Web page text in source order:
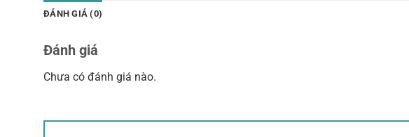
ĐÁNH GIÁ (0)
Đánh giá
Chưa có đánh giá nào.